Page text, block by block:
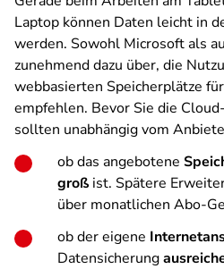
Laptop können Daten leicht in
werden. Sowohl Microsoft als
zunehmend dazu über, die
webbasierten Speicherplätze
empfehlen. Bevor Sie die
sollten unabhängig vom
ob das angebotene
groß ist. Spätere
über monatlichen Abo-
ob der eigene
Datensicherung